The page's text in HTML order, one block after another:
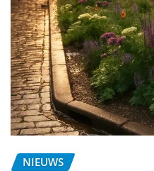
NIEUWS